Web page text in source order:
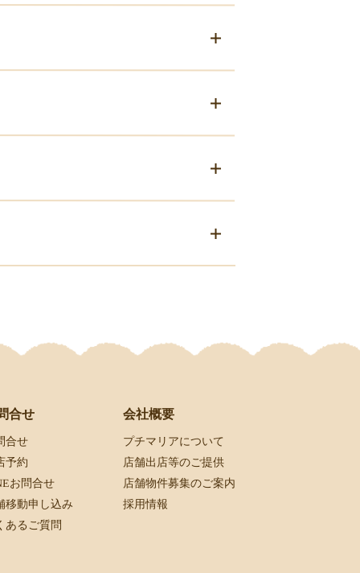
合せ
合せ
予約
お問合せ
移動申し込み
あるご質問
会社概要
プチマリアについて
店舗出店等のご提供
店舗物件募集のご案内
採用情報